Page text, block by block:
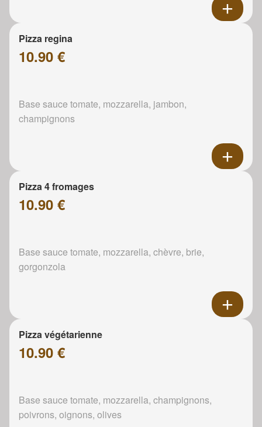
Pizza regina
10.90 €
Base sauce tomate, mozzarella, jambon,
champignons
Pizza 4 fromages
10.90 €
Base sauce tomate, mozzarella, chèvre, brie,
gorgonzola
Pizza végétarienne
10.90 €
Base sauce tomate, mozzarella, champignons,
poivrons, oignons, olives